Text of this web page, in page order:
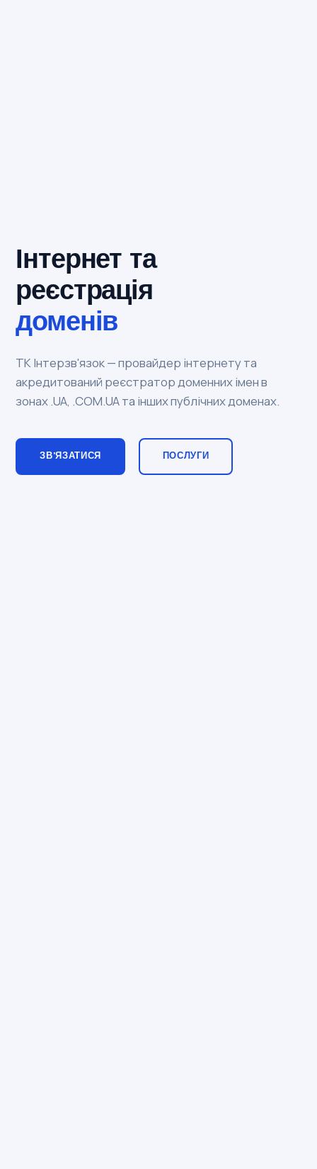
Інтернет та
реєстрація
доменів
ТК Інтерзв'язок — провайдер інтернету та
акредитований реєстратор доменних імен в
зонах .UA, .COM.UA та інших публічних доменах.
ЗВ'ЯЗАТИСЯ ПОСЛУГИ